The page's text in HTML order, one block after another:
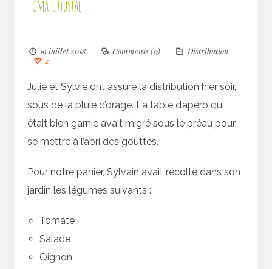
Tomate Oustal
19 juillet 2018 Comments (0)
Distribution
2
Julie et Sylvie ont assuré la distribution hier soir,
sous de la pluie d’orage. La table d’apéro qui
était bien garnie avait migré sous le préau pour
se mettre à l’abri des gouttes.
Pour notre panier, Sylvain avait récolté dans son
jardin les légumes suivants :
Tomate
Salade
Oignon